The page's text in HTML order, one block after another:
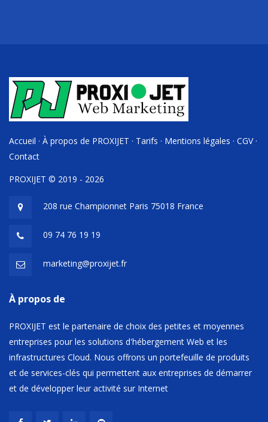
Accueil · À propos de PROXIJET · Tarifs · Mentions légales · CGV·
Contact
PROXIJET © 2019 - 2026
208 rue Championnet Paris 75018 France
09 74 76 19 19
marketing@proxijet.fr
À propos de
PROXIJET est le partenaire de choix des petites et moyennes
entreprises pour les solutions d'hébergement Web et les
infrastructures Cloud. Nous offrons un portefeuille de produits
et de services-clés qui permettent aux entreprises de démarrer
et de développer leur activité sur Internet